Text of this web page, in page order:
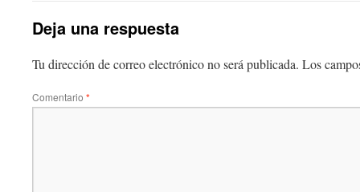
Deja una respuesta
Tu dirección de correo electrónico no será publicada. Los
Comentario *